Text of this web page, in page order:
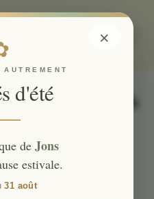
×
d'été
deJons
estivale.
31 août
données
du site
à l’adresse